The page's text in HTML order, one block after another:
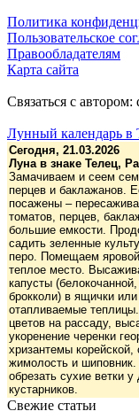
Политика
Пользовательское
Правообладателям
Карта сайта
Связаться с
Лунный календарь
Сегодня, 21.03.2026
Луна в знаке Телец,
Замачиваем и сеем
перцев и баклажанов.
посажены –
томатов, перцев,
большие емкости.
садить зеленные
перо. Помещаем
теплое место.
капусты (белокочанной,
брокколи) в ящички или
отапливаемые
цветов на рассаду,
укоренение черенки
хризантемы корейской,
жимолость и
обрезать сухие ветки у
кустарников.
Свежие статьи